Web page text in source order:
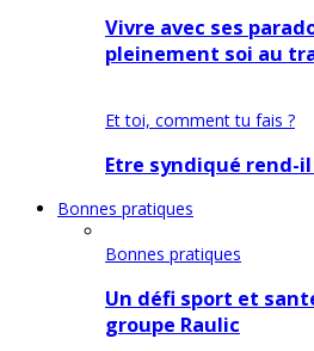
Vivre avec ses
pleinement soi au
Et toi, comment tu fais ?
Etre syndiqué rend-
Bonnes pratiques
Bonnes pratiques
Un défi sport et
groupe Raulic